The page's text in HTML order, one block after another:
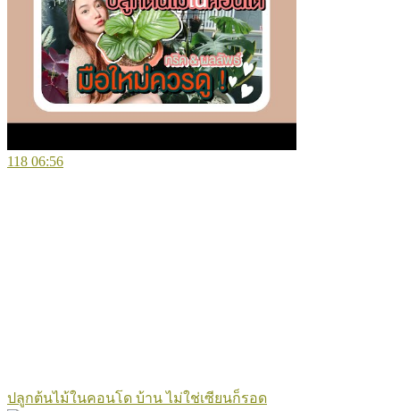
118 06:56
ปลูกต้นไม้ในคอนโด บ้าน ไม่ใช่เซียนก็รอด